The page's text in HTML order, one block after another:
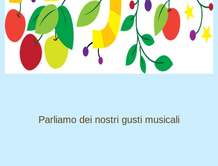
​​​​​​​Parliamo dei nostri gusti musicali